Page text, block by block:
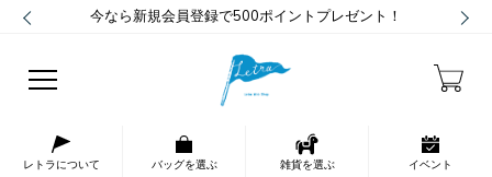
今なら新規会員登録で500ポイントプレゼント！
レトラについて バッグを選ぶ 雑貨を選ぶ イベント